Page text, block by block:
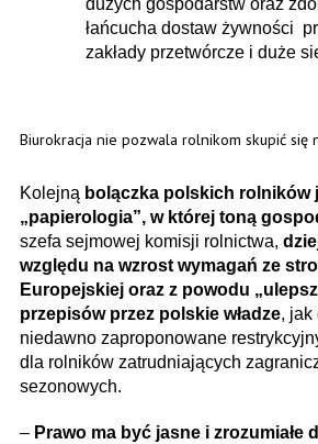
dużych gospodarstw oraz
łańcucha dostaw żywności
zakłady przetwórcze i duże
Biurokracja nie pozwala rolnikom skupić się
Kolejną bolączka polskich rolników
„papierologia”, w której toną
szefa sejmowej komisji rolnictwa,
względu na wzrost wymagań ze
Europejskiej oraz z powodu
przepisów przez polskie władze, jak
niedawno zaproponowane
dla rolników zatrudniających
sezonowych.
– Prawo ma być jasne i zrozumiałe